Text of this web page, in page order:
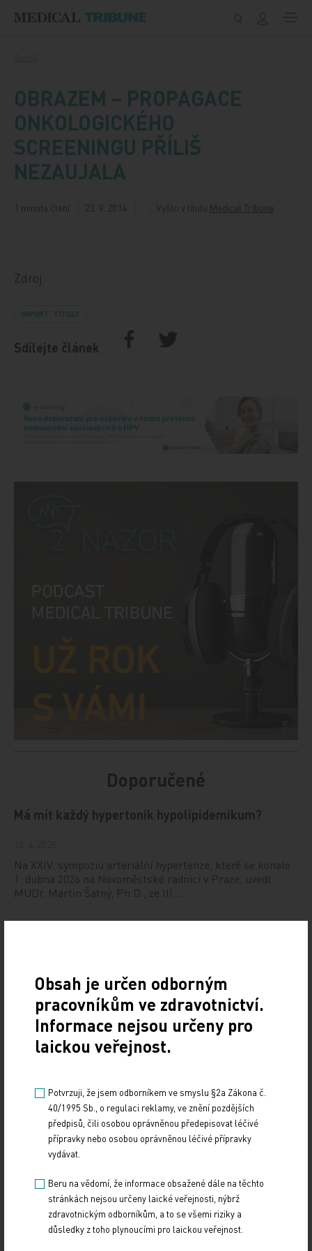
OBRAZEM – PROPAGACE
ONKOLOGICKÉHO
SCREENINGU PŘÍLIŠ
NEZAUJALA
1 minuta čtení 23. 9. 2014 Vyšlo v titulu Medical Tribune
Zdroj:
IMPORT: TITULY
Sdílejte článek
Doporučené
Má mít každý hypertonik hypolipidemikum?
Na XXIV. sympoziu arteriální hypertenze, které se konalo
1. dubna 2026 na Novoměstské radnici v Praze, uvedl
MUDr. Martin Šatný, Ph.D., ze III.…
Evropská kardiologická společnost (ESC) zveřejnila
klinické studie, jež budou určovat hlavní témata letošního
kongresu, který pořádá ve dnech 28.–31…
Psychiatrická nemocnice Bohnice ukazuje
5. 8. 2026
Jednotlivá opatření nové Strategie rozvoje paliativní péče
se již promítají do každodenní praxe. Příkladem je
Oddělení podpůrné a paliativní péče v…
Česko čeká bezprecedentní nárůst pacientů v
závěru života. Nová strategie má připravit
zdravotnictví na demografickou vlnu
Obsah je určen odborným
pracovníkům ve zdravotnictví.
Informace nejsou určeny pro
laickou veřejnost.
Potvrzuji, že jsem odborníkem ve smyslu §2a Zákona č.
40/1995 Sb., o regulaci reklamy, ve znění pozdějších
předpisů, čili osobou oprávněnou předepisovat léčivé
přípravky nebo osobou oprávněnou léčivé přípravky
vydávat.
Beru na vědomí, že informace obsažené dále na těchto
stránkách nejsou určeny laické veřejnosti, nýbrž
zdravotnickým odborníkům, a to se všemi riziky a
důsledky z toho plynoucími pro laickou veřejnost.